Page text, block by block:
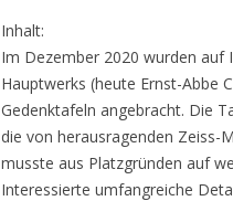
Inhalt:
Im Dezember 2020 wurden auf
Hauptwerks (heute Ernst-Abbe
Gedenktafeln angebracht. Die
die von herausragenden Zeiss-
musste aus Platzgründen auf
Interessierte umfangreiche